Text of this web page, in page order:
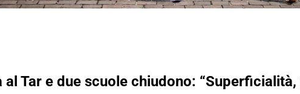
Tar e due scuole chiudono: